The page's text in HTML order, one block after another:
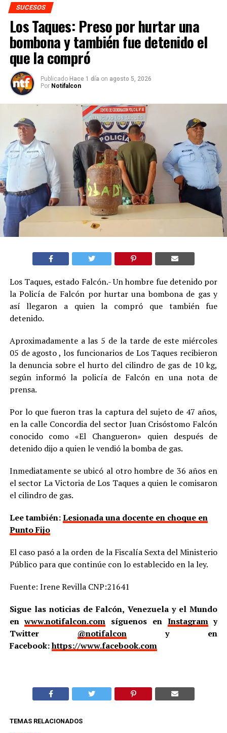
SUCESOS
Los Taques: Preso por hurtar una
bombona y también fue detenido el
que la compró
Publicado Hace 1 día on agosto 5, 2026
Por Notifalcon
Los Taques, estado Falcón.- Un hombre fue detenido por
la Policía de Falcón por hurtar una bombona de gas y
así llegaron a quien la compró que también fue
detenido.
Aproximadamente a las 5 de la tarde de este miércoles
05 de agosto , los funcionarios de Los Taques recibieron
la denuncia sobre el hurto del cilindro de gas de 10 kg,
según informó la policía de Falcón en una nota de
prensa.
Por lo que fueron tras la captura del sujeto de 47 años,
en la calle Concordia del sector Juan Crisóstomo Falcón
conocido como «El Changueron» quien después de
detenido dijo a quien le vendió la bomba de gas.
Inmediatamente se ubicó al otro hombre de 36 años en
el sector La Victoria de Los Taques a quien le comisaron
el cilindro de gas.
Lee también:Lesionada una docente en choque en
Punto Fijo
El caso pasó a la orden de la Fiscalía Sexta del Ministerio
Público para que continúe con lo establecido en la ley.
Fuente: Irene Revilla CNP:21641
Sigue las noticias de Falcón, Venezuela y el Mundo
enwww.notifalcon.com síguenos en Instagramy
Twitter @notifalcony en
Facebook:https://www.facebook.com
TEMAS RELACIONADOS